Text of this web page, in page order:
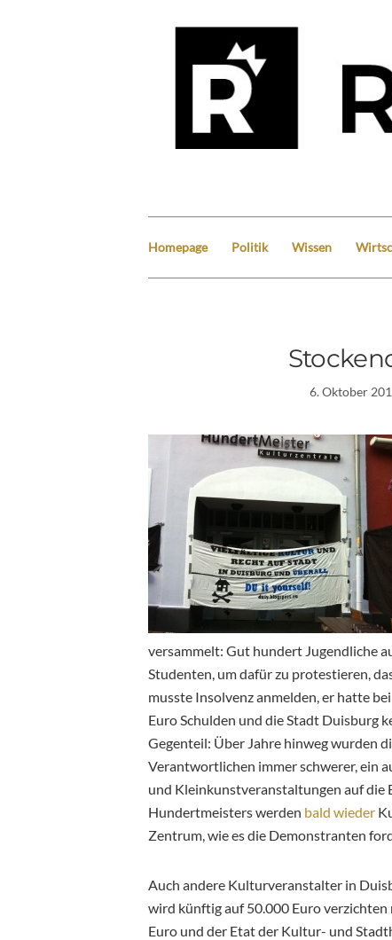
Homepage Politik Wissen
6. Oktober
versammelt: Gut hundert Jugendliche
Studenten, um dafür zu protestieren,
musste Insolvenz anmelden, er hatte
Euro Schulden und die Stadt Duisburg
Gegenteil: Über Jahre hinweg wurden
Verantwortlichen immer schwerer, ein
und Kleinkunstveranstaltungen auf die
Hundertmeisters werden bald wieder
Zentrum, wie es die Demonstranten
Auch andere Kulturveranstalter in
wird künftig auf 50.000 Euro
Euro und der Etat der Kultur- und